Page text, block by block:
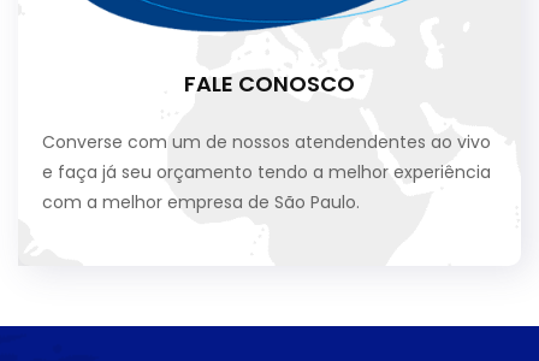
FALE CONOSCO
Converse com um de nossos atendendentes ao vivo
e faça já seu orçamento tendo a melhor experiência
com a melhor empresa de São Paulo.